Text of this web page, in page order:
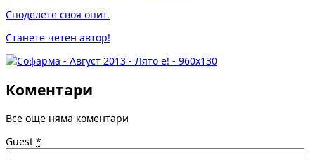
Споделете своя опит.
Станете четен автор!
Коментари
Все още няма коментари
Guest *